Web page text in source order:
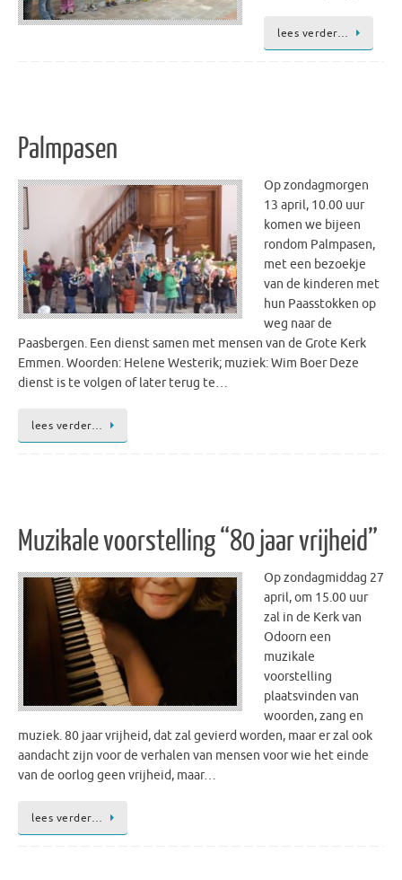
lees verder…
Palmpasen
Op zondagmorgen
13 april, 10.00 uur
komen we bijeen
rondom Palmpasen,
met een bezoekje
van de kinderen met
hun Paasstokken op
weg naar de
Paasbergen. Een dienst samen met mensen van de Grote Kerk
Emmen. Woorden: Helene Westerik; muziek: Wim Boer Deze
dienst is te volgen of later terug te…
lees verder…
Muzikale voorstelling “80 jaar vrijheid”
Op zondagmiddag 27
april, om 15.00 uur
zal in de Kerk van
Odoorn een
muzikale
voorstelling
plaatsvinden van
woorden, zang en
muziek. 80 jaar vrijheid, dat zal gevierd worden, maar er zal ook
aandacht zijn voor de verhalen van mensen voor wie het einde
van de oorlog geen vrijheid, maar…
lees verder…